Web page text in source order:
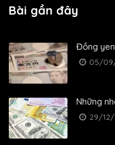
Bài gần đây
Đồng
05/
Những
29/